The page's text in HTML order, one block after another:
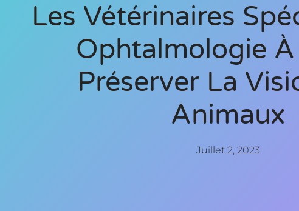
Les Vétérinaires
Ophtalmologie À
Préserver La
Animaux
Juillet 2, 2023